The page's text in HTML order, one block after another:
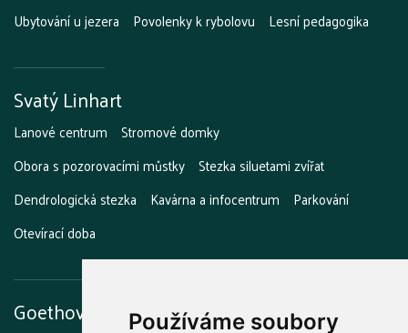
Používáme soubory
Ubytování u jezera
Povolenky k rybolovu Lesní pedagogika
Svatý Linhart
Lanové centrum Stromové domky
Obora s pozorovacími můstky Stezka siluetami zvířat
Dendrologická stezka
Kavárna a infocentrum
Parkování
Otevírací doba
Goethova vyhlídka